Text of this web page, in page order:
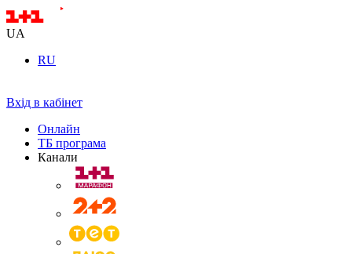
UA
RU
Вхід в кабінет
Онлайн
ТБ програма
Канали